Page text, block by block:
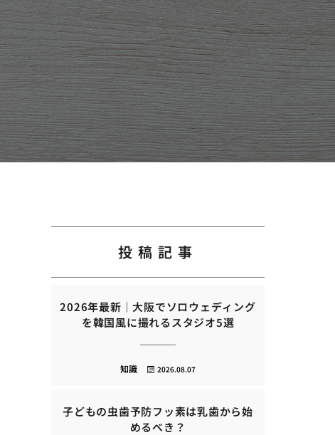
投稿記事
2026年最新｜大阪でソロウェディング
を韓国風に撮れるスタジオ5選
2026.08.07
知識
子どもの虫歯予防フッ素は乳歯から始
めるべき？